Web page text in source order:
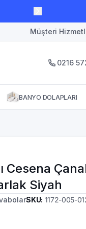
Müşteri
0216
BANYO DOLAPLARI
Cesena
Siyah
SKU: 1172-005-